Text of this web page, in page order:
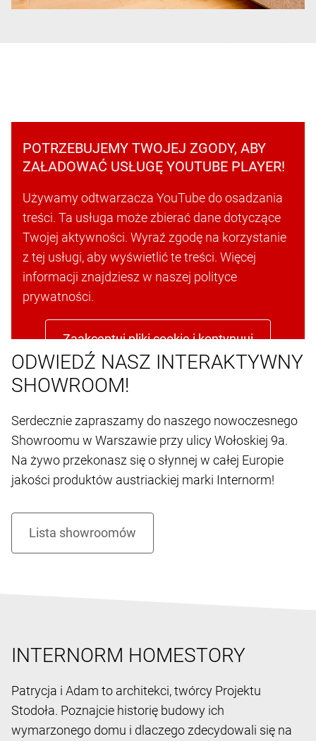
POTRZEBUJEMY TWOJEJ ZGODY, ABY
ZAŁADOWAĆ USŁUGĘ YOUTUBE PLAYER!
Używamy odtwarzacza YouTube do osadzania
treści. Ta usługa może zbierać dane dotyczące
Twojej aktywności. Wyraź zgodę na korzystanie
z tej usługi, aby wyświetlić te treści. Więcej
informacji znajdziesz w naszej polityce
prywatności.
Zaakceptuj pliki cookie i kontynuuj
ODWIEDŹ NASZ INTERAKTYWNY
SHOWROOM!
Serdecznie zapraszamy do naszego nowoczesnego
Showroomu w Warszawie przy ulicy Wołoskiej 9a.
Na żywo przekonasz się o słynnej w całej Europie
jakości produktów austriackiej marki Internorm!
INTERNORM HOMESTORY
Patrycja i Adam to architekci, twórcy Projektu
Stodoła. Poznajcie historię budowy ich
wymarzonego domu i dlaczego zdecydowali się na